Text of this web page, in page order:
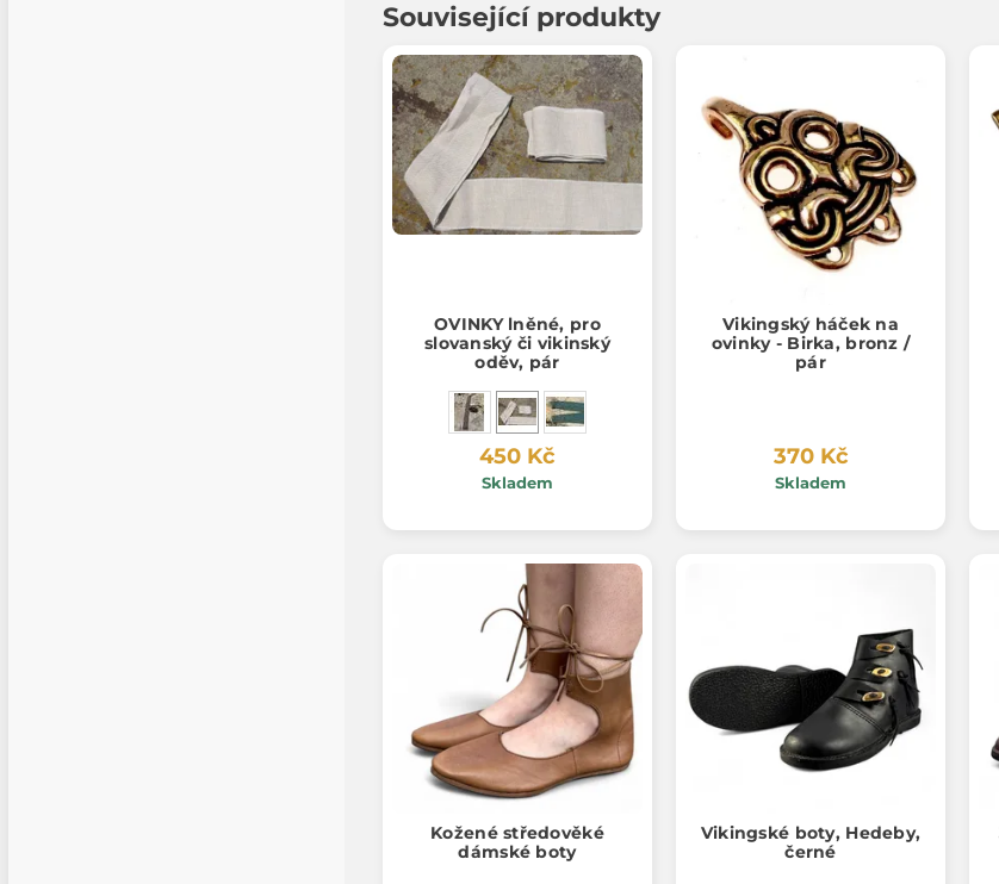
Související produkty
OVINKY lněné, pro
slovanský či vikinský
oděv, pár
450 Kč
Skladem
Vikingský háček na
ovinky - Birka, bronz /
pár
370 Kč
Skladem
Kožené středověké
dámské boty
Vikingské boty, Hedeby,
černé